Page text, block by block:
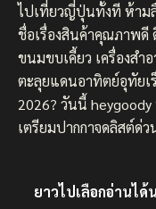
ไปเที่ยวญี่ปุ่นทั้งที ห้าม
ชื่อเรื่องสินค้าคุณภาพดี
ขนมขบเคี้ยว เครื่องสำ
ตะลุยแดนอาทิตย์อุทัยเ
2026? วันนี้
เตรียมปากกาจดลิสต์ด่ว
ยาวไปเลือกอ่านได้